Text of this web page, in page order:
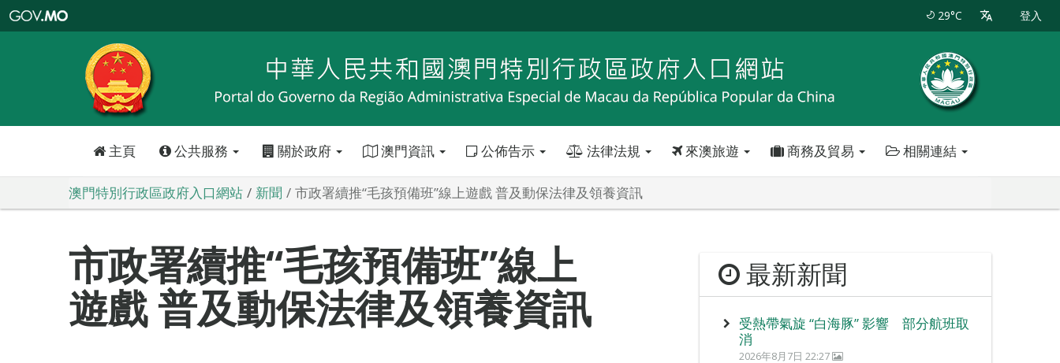
特
政
區
政
口
29°C 登入
主頁 公共服務 關於政府 澳門資訊 公佈告示 法律法規 來澳旅遊 商務及貿易 相關連結
澳門特別行政區政府入口網站 新聞 市政署續推“毛孩預備班”線上遊戲 普及動保法律及領養資訊
市政署續推“毛孩預備班”線上
遊戲 普及動保法律及領養資訊
最新新聞
受熱帶氣旋 “白海豚” 影響 部分航班取
消
2026年8月7日 22:27